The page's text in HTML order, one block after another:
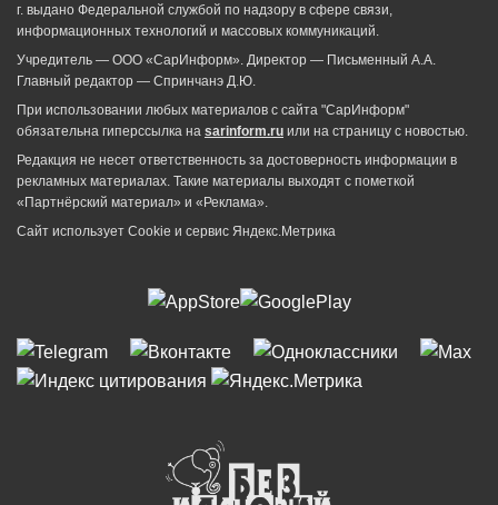
г. выдано Федеральной службой по надзору в сфере связи,
информационных технологий и массовых коммуникаций.
Учредитель — ООО «СарИнформ». Директор — Письменный А.А.
Главный редактор — Спринчанэ Д.Ю.
При использовании любых материалов с сайта "СарИнформ"
обязательна гиперссылка на sarinform.ru или на страницу с новостью.
Редакция не несет ответственность за достоверность информации в
рекламных материалах. Такие материалы выходят с пометкой
«Партнёрский материал» и «Реклама».
Сайт использует Cookie и сервиc Яндекс.Метрика